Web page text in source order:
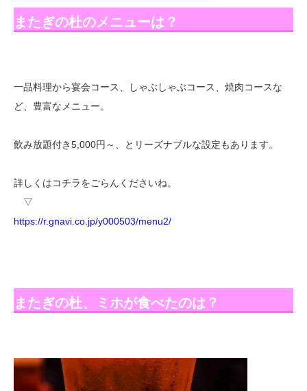
またぎの杜のメニューは？
一品料理から宴会コース、しゃぶしゃぶコース、焼肉コースな
ど、豊富なメニュー。
飲み放題付き5,000円～、とリーズナブルな設定もあります。
詳しくはコチラをごらんくださいね。
▽
https://r.gnavi.co.jp/y000503/menu2/
またぎの杜、ミホが食べたのは？